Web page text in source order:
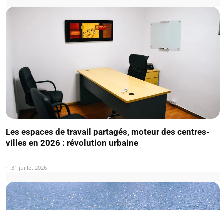
Les espaces de travail partagés, moteur des centres-
villes en 2026 : révolution urbaine
31 juillet 2026